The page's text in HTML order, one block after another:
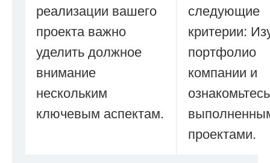
реализации вашего
проекта важно
уделить должное
внимание
нескольким
ключевым аспектам.
следующие
критерии:
портфолио
компании и
проектами.